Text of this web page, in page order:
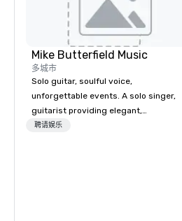
Mike Butterfield Music
多城市
Solo guitar, soulful voice,
unforgettable events. A solo singer,
guitarist providing elegant,
unforgettable live music for corporate
聘请娱乐